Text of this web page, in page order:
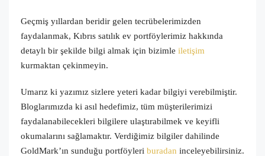
Geçmiş yıllardan beridir gelen tecrübelerimizden
faydalanmak, Kıbrıs satılık ev portföylerimiz hakkında
detaylı bir şekilde bilgi almak için bizimle iletişim
kurmaktan çekinmeyin.
Umarız ki yazımız sizlere yeteri kadar bilgiyi verebilmiştir.
Bloglarımızda ki asıl hedefimiz, tüm müşterilerimizi
faydalanabilecekleri bilgilere ulaştırabilmek ve keyifli
okumalarını sağlamaktır. Verdiğimiz bilgiler dahilinde
GoldMark’ın sunduğu portföyleri buradan inceleyebilirsiniz.